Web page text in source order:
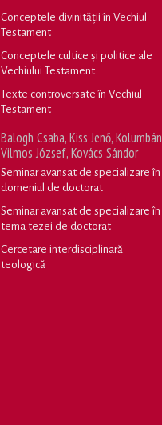
Conceptele divinității în Vechiul
Testament
Conceptele cultice și politice ale
Vechiului Testament
Texte controversate în Vechiul
Testament
Balogh Csaba, Kiss Jenő, Kolumbán
Vilmos József, Kovács Sándor
Seminar avansat de specializare în
domeniul de doctorat
Seminar avansat de specializare în
tema tezei de doctorat
Cercetare interdisciplinară
teologică